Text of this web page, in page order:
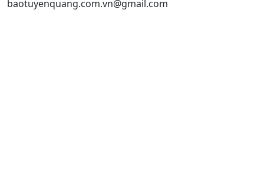
baotuyenquang.com.vn@gmail.com